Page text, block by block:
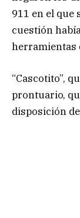
911 en el que
cuestión
herramientas
“Cascotito”,
prontuario,
disposición